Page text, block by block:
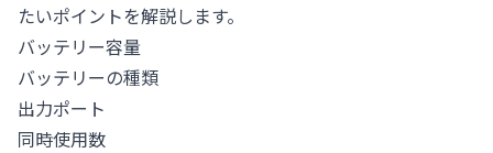
たいポイントを解説します。
バッテリー容量
バッテリーの種類
出力ポート
同時使用数